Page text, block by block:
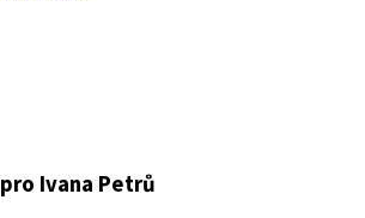
pro Ivana Petrů